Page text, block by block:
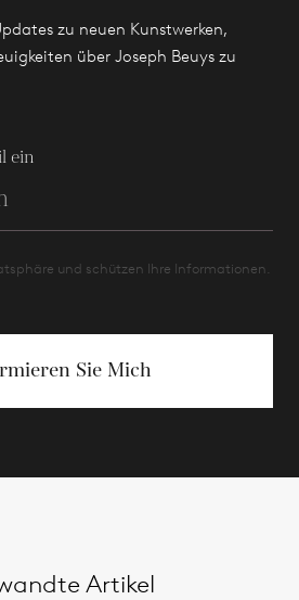
zu neuen Kunstwerken,
über Joseph Beuys zu
ein
und schützen Ihre Informationen.
Sie Mich
Artikel